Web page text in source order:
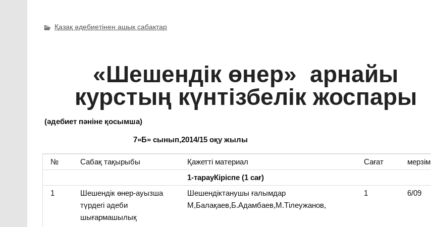
Қазақ әдебиетінен ашық сабақтар
«Шешендік өнер» арнайы
курстың күнтізбелік жоспары
(әдебиет пәніне қосымша)
7»Б» сынып,2014/15 оқу жылы
№ Сабақ тақырыбы Қажетті материал Сағат
мерзім
1-тарауКіріспе (1 сағ)
1
Шешендік өнер-ауызша
түрдегі әдеби
шығармашылық
Шешендіктанушы ғалымдар
М,Балақаев,Б.Адамбаев,М.Тілеужанов,
1 6/09